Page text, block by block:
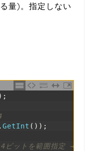
量)。指定しない
;
. GetInt ( ) ) ;
ットを範囲指定 →